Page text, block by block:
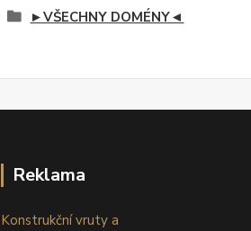
►VŠECHNY DOMÉNY◄
Reklama
Konstrukční vruty a